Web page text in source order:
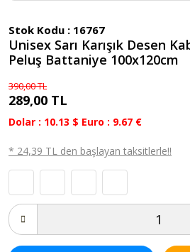
Stok Kodu : 16767
Unisex Sarı Karışık Desen
Peluş Battaniye 100x120cm
390,00 TL
289,00 TL
Dolar : 10.13 $ Euro : 9.67 €
* 24,39 TL den başlayan taksitlerle!!